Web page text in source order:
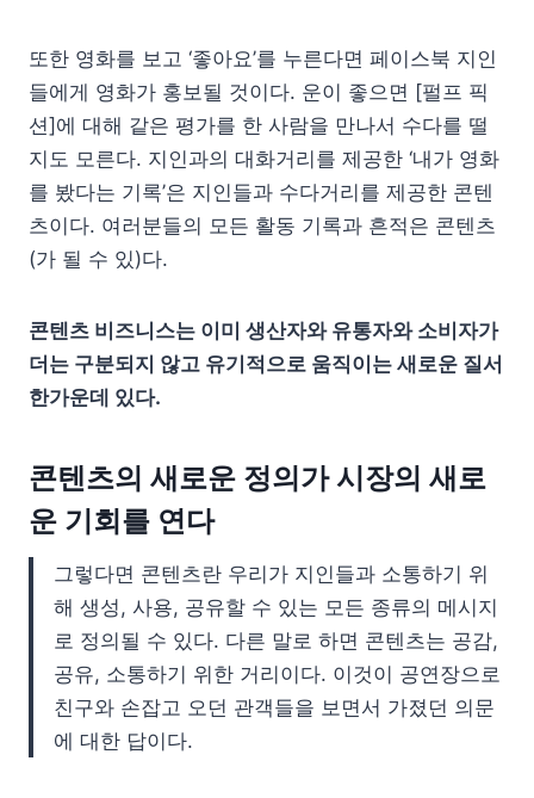
또한 영화를 보고 ‘좋아요’를 누른다면 페이스북 지인
들에게 영화가 홍보될 것이다. 운이 좋으면 [펄프 픽
션]에 대해 같은 평가를 한 사람을 만나서 수다를 떨
지도 모른다. 지인과의 대화거리를 제공한 ‘내가 영화
를 봤다는 기록’은 지인들과 수다거리를 제공한 콘텐
츠이다. 여러분들의 모든 활동 기록과 흔적은 콘텐츠
(가 될 수 있)다.
콘텐츠 비즈니스는 이미 생산자와 유통자와 소비자가
더는 구분되지 않고 유기적으로 움직이는 새로운 질서
한가운데 있다.
콘텐츠의 새로운 정의가 시장의 새로
운 기회를 연다
그렇다면 콘텐츠란 우리가 지인들과 소통하기 위
해 생성, 사용, 공유할 수 있는 모든 종류의 메시지
로 정의될 수 있다. 다른 말로 하면 콘텐츠는 공감,
공유, 소통하기 위한 거리이다. 이것이 공연장으로
친구와 손잡고 오던 관객들을 보면서 가졌던 의문
에 대한 답이다.